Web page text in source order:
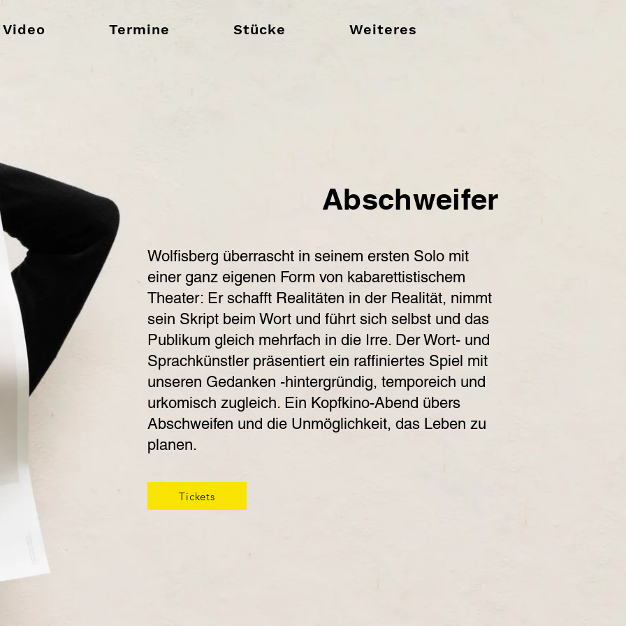
Video Termine Stücke Weiteres
Wolfisberg überrascht in seinem ersten Solo mit
einer ganz eigenen Form von kabarettistischem
Theater: Er schafft Realitäten in der Realität, nimmt
sein Skript beim Wort und führt sich selbst und das
Publikum gleich mehrfach in die Irre. Der Wort- und
Sprachkünstler präsentiert ein raffiniertes Spiel mit
unseren Gedanken -hintergründig, temporeich und
urkomisch zugleich. Ein Kopfkino-Abend übers
Abschweifen und die Unmöglichkeit, das Leben zu
planen.
Abschweifer
Tickets